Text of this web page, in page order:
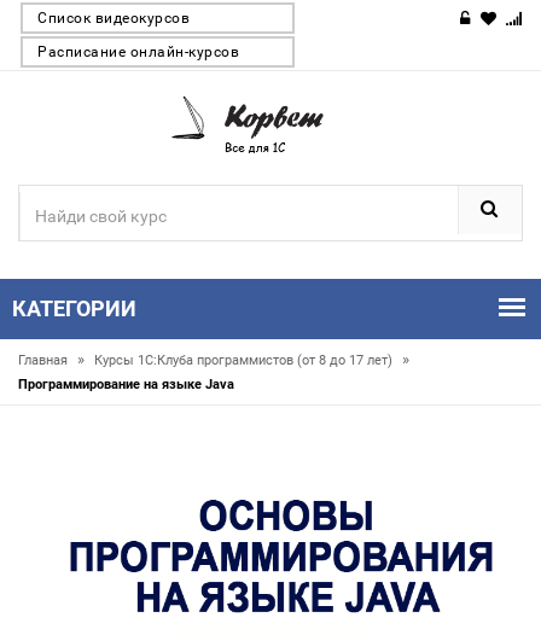
Список видеокурсов
Расписание онлайн-курсов
КАТЕГОРИИ
Главная » Курсы 1С:Клуба программистов (от 8 до 17 лет) »
Программирование на языке Java